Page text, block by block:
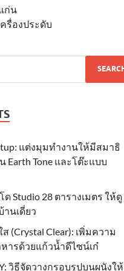
ก่น
รื่องประดับ
แต่งมุมทำงานให้มีสมาธิ
Earth Tone และโต๊ะแบบ
ด Studio 28 ตารางเมตร ให้ดู
นเดี่ยว
(Crystal Clear): เพิ่มความ
ารด้วยแก้วน้ำดีไซน์เก๋
วิธีจัดวางกรอบรูปบนผนังให้